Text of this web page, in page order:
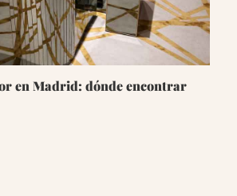
en Madrid: dónde encontrar